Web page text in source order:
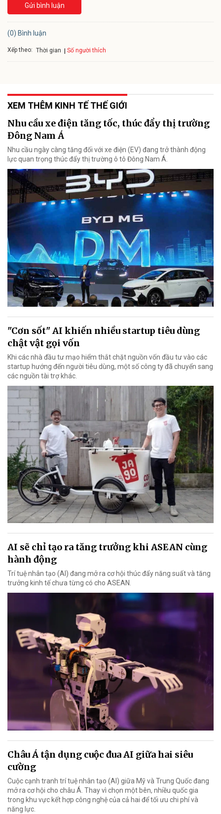
Gửi bình luận
(0) Bình luận
Xếp theo: Thời gian Số người thích
XEM THÊM KINH TẾ THẾ GIỚI
Nhu cầu xe điện tăng tốc, thúc đẩy thị trường
Đông Nam Á
Nhu cầu ngày càng tăng đối với xe điện (EV) đang trở thành động
lực quan trọng thúc đẩy thị trường ô tô Đông Nam Á.
"Cơn sốt" AI khiến nhiều startup tiêu dùng
chật vật gọi vốn
Khi các nhà đầu tư mạo hiểm thắt chặt nguồn vốn đầu tư vào các
startup hướng đến người tiêu dùng, một số công ty đã chuyển sang
các nguồn tài trợ khác.
AI sẽ chỉ tạo ra tăng trưởng khi ASEAN cùng
hành động
Trí tuệ nhân tạo (AI) đang mở ra cơ hội thúc đẩy năng suất và tăng
trưởng kinh tế chưa từng có cho ASEAN.
Châu Á tận dụng cuộc đua AI giữa hai siêu
cường
Cuộc cạnh tranh trí tuệ nhân tạo (AI) giữa Mỹ và Trung Quốc đang
mở ra cơ hội cho châu Á. Thay vì chọn một bên, nhiều quốc gia
trong khu vực kết hợp công nghệ của cả hai để tối ưu chi phí và
năng lực.